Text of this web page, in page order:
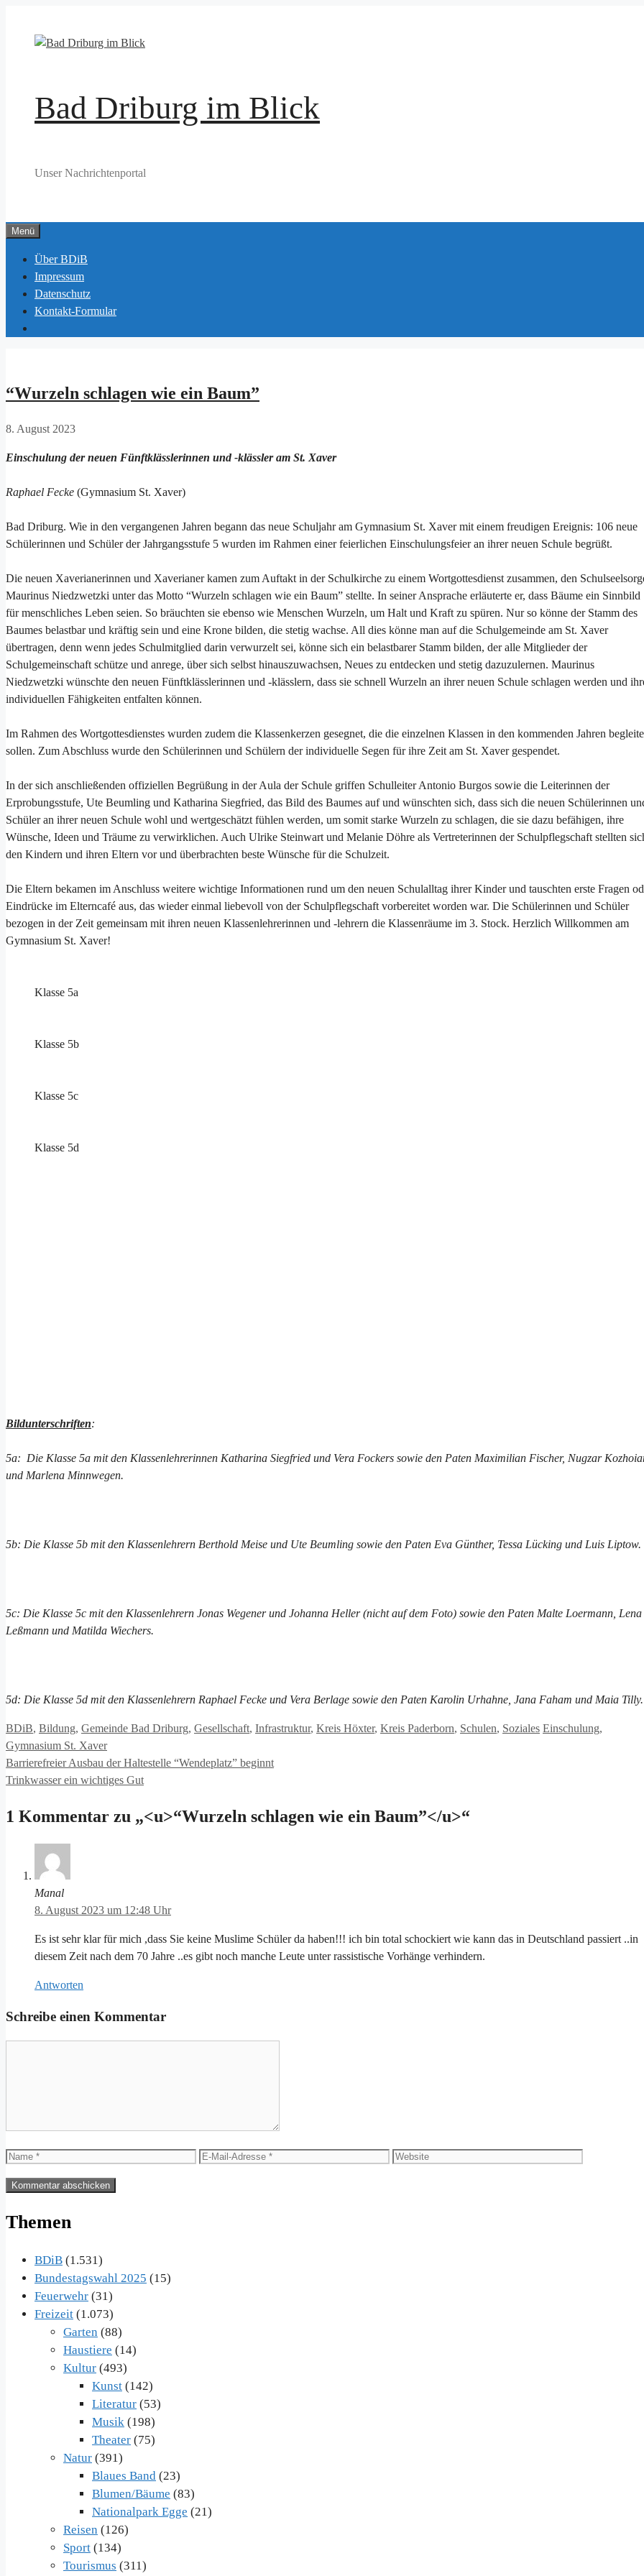
springen
Bad Driburg im Blick
Unser Nachrichtenportal
Menü
Über BDiB
Impressum
Datenschutz
Kontakt-Formular
“Wurzeln schlagen wie ein Baum”
8. August 2023
Einschulung der neuen Fünftklässlerinnen und -klässler am St. Xaver
Raphael Fecke (Gymnasium St. Xaver)
Bad Driburg. Wie in den vergangenen Jahren begann das neue Schuljahr am Gymnasium St. Xaver mit einem freudigen Ereignis: 106 neue
Schülerinnen und Schüler der Jahrgangsstufe 5 wurden im Rahmen einer feierlichen Einschulungsfeier an ihrer neuen Schule begrüßt.
Die neuen Xaverianerinnen und Xaverianer kamen zum Auftakt in der Schulkirche zu einem Wortgottesdienst zusammen, den
Maurinus Niedzwetzki unter das Motto “Wurzeln schlagen wie ein Baum” stellte. In seiner Ansprache erläuterte er, dass Bäume ein Sinnbild
für menschliches Leben seien. So bräuchten sie ebenso wie Menschen Wurzeln, um Halt und Kraft zu spüren. Nur so könne der Stamm des
Baumes belastbar und kräftig sein und eine Krone bilden, die stetig wachse. All dies könne man auf die Schulgemeinde am St. Xaver
übertragen, denn wenn jedes Schulmitglied darin verwurzelt sei, könne sich ein belastbarer Stamm bilden, der alle Mitglieder der
Schulgemeinschaft schütze und anrege, über sich selbst hinauszuwachsen, Neues zu entdecken und stetig dazuzulernen. Maurinus
Niedzwetzki wünschte den neuen Fünftklässlerinnen und -klässlern, dass sie schnell Wurzeln an ihrer neuen Schule schlagen werden und
individuellen Fähigkeiten entfalten können.
Im Rahmen des Wortgottesdienstes wurden zudem die Klassenkerzen gesegnet, die die einzelnen Klassen in den kommenden Jahren
sollen. Zum Abschluss wurde den Schülerinnen und Schülern der individuelle Segen für ihre Zeit am St. Xaver gespendet.
In der sich anschließenden offiziellen Begrüßung in der Aula der Schule griffen Schulleiter Antonio Burgos sowie die Leiterinnen der
Erprobungsstufe, Ute Beumling und Katharina Siegfried, das Bild des Baumes auf und wünschten sich, dass sich die neuen Schülerinnen
Schüler an ihrer neuen Schule wohl und wertgeschätzt fühlen werden, um somit starke Wurzeln zu schlagen, die sie dazu befähigen, ihre
Wünsche, Ideen und Träume zu verwirklichen. Auch Ulrike Steinwart und Melanie Döhre als Vertreterinnen der Schulpflegschaft stellten
den Kindern und ihren Eltern vor und überbrachten beste Wünsche für die Schulzeit.
Die Eltern bekamen im Anschluss weitere wichtige Informationen rund um den neuen Schulalltag ihrer Kinder und tauschten erste Fragen
Eindrücke im Elterncafé aus, das wieder einmal liebevoll von der Schulpflegschaft vorbereitet worden war. Die Schülerinnen und Schüler
bezogen in der Zeit gemeinsam mit ihren neuen Klassenlehrerinnen und -lehrern die Klassenräume im 3. Stock. Herzlich Willkommen am
Gymnasium St. Xaver!
Klasse 5a
Klasse 5b
Klasse 5c
Klasse 5d
Bildunterschriften:
5a: Die Klasse 5a mit den Klassenlehrerinnen Katharina Siegfried und Vera Fockers sowie den Paten Maximilian Fischer, Nugzar
und Marlena Minnwegen.
5b: Die Klasse 5b mit den Klassenlehrern Berthold Meise und Ute Beumling sowie den Paten Eva Günther, Tessa Lücking und Luis Liptow.
5c: Die Klasse 5c mit den Klassenlehrern Jonas Wegener und Johanna Heller (nicht auf dem Foto) sowie den Paten Malte Loermann, Lena
Leßmann und Matilda Wiechers.
5d: Die Klasse 5d mit den Klassenlehrern Raphael Fecke und Vera Berlage sowie den Paten Karolin Urhahne, Jana Faham und Maia Tilly.
Kategorien
BDiB, Bildung, Gemeinde Bad Driburg, Gesellschaft, Infrastruktur, Kreis Höxter, Kreis Paderborn, Schulen, Soziales Schlagwörter
Einschulung,
Gymnasium St. Xaver
Barrierefreier Ausbau der Haltestelle “Wendeplatz” beginnt
Trinkwasser ein wichtiges Gut
1 Kommentar zu „<u>“Wurzeln schlagen wie ein Baum”</u>“
Manal
8. August 2023 um 12:48 Uhr
Es ist sehr klar für mich ,dass Sie keine Muslime Schüler da haben!!! ich bin total schockiert wie kann das in Deutschland passiert ..in
diesem Zeit nach dem 70 Jahre ..es gibt noch manche Leute unter rassistische Vorhänge verhindern.
Antworten
Schreibe einen Kommentar
Name
E-
Website
Themen
BDiB (1.531)
Bundestagswahl 2025 (15)
Feuerwehr (31)
Freizeit (1.073)
Garten (88)
Haustiere (14)
Kultur (493)
Kunst (142)
Literatur (53)
Musik (198)
Theater (75)
Natur (391)
Blaues Band (23)
Blumen/Bäume (83)
Nationalpark Egge (21)
Reisen (126)
Sport (134)
Tourismus (311)